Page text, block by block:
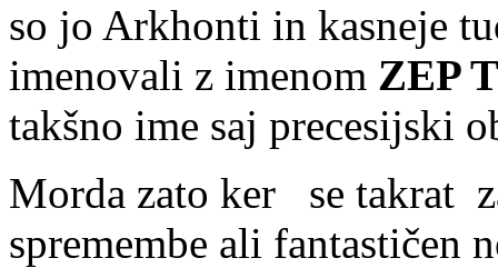
so jo Arkhonti in kasneje
imenovali z imenom ZEP
takšno ime saj precesijski
Morda zato ker se takrat
spremembe ali fantastičen